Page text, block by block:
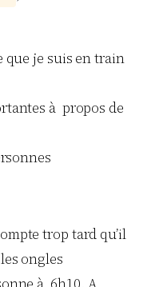
que je suis en train
à propos de
trop tard qu’il
ongles